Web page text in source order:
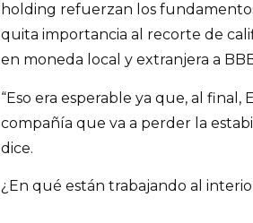
holding refuerzan los
quita importancia al recorte de
en moneda local y extranjera a
“Eso era esperable ya que, al final,
compañía que va a perder la
dice.
¿En qué están trabajando al